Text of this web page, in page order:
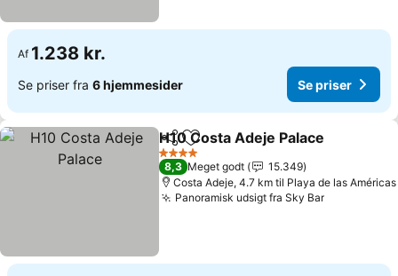
Af 1.238 kr.
Se priser fra 6 hjemmesider Se priser
Del Føj til favoritter
H10 Costa Adeje Palace
4 Stjerner
8,3 Meget godt
15.349
Costa Adeje, 4.7 km til Playa de las Américas
Panoramisk udsigt fra Sky BarSe priser